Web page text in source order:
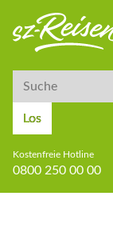
Suche
Los
Kostenfreie Hotline
0800 250 00 00